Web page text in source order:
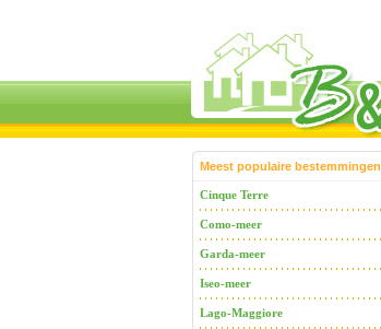
Meest populaire bestemmingen
Cinque Terre
Como-meer
Garda-meer
Iseo-meer
Lago-Maggiore